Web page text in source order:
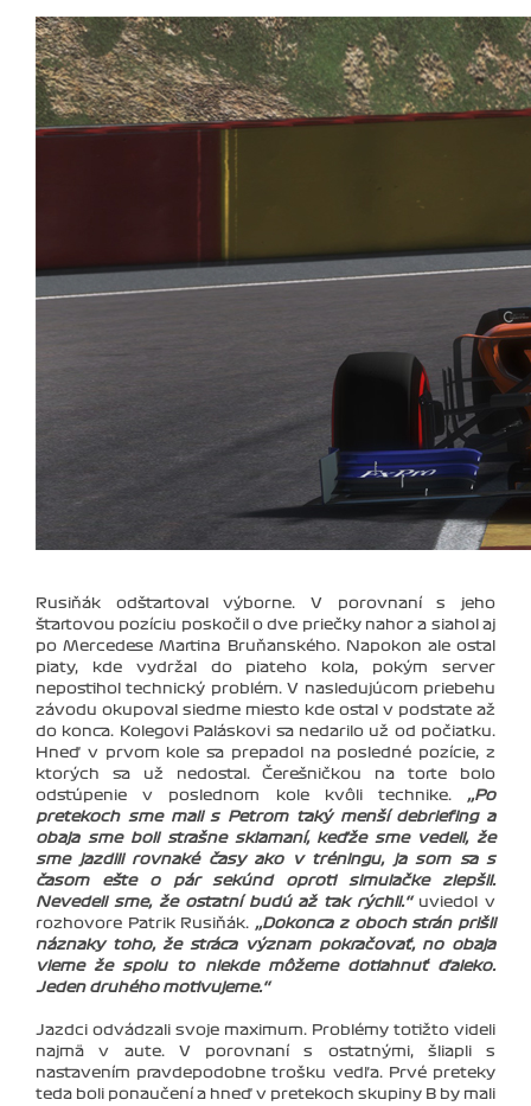
Rusiňák odštartoval výborne. V porovnaní s jeho
štartovou pozíciu poskočil o dve priečky nahor a siahol aj
po Mercedese Martina Bruňanského. Napokon ale ostal
piaty, kde vydržal do piateho kola, pokým server
nepostihol technický problém. V nasledujúcom priebehu
závodu okupoval siedme miesto kde ostal v podstate až
do konca. Kolegovi Paláskovi sa nedarilo už od počiatku.
Hneď v prvom kole sa prepadol na posledné pozície, z
ktorých sa už nedostal. Čerešničkou na torte bolo
odstúpenie v poslednom kole kvôli technike.‚‚Po
pretekoch sme mali s Petrom taký menší debriefing a
obaja sme boli strašne sklamaní, keďže sme vedeli, že
sme jazdili rovnaké časy ako v tréningu, ja som sa s
časom ešte o pár sekúnd oproti simulačke zlepšil.
Nevedeli sme, že ostatní budú až tak rýchli.‘‘uviedol v
rozhovore Patrik Rusiňák. ‚‚Dokonca z oboch strán prišli
náznaky toho, že stráca význam pokračovať, no obaja
vieme že spolu to niekde môžeme dotiahnuť ďaleko.
Jeden druhého motivujeme.‘‘
Jazdci odvádzali svoje maximum. Problémy totižto videli
najmä v aute. V porovnaní s ostatnými, šliapli s
nastavením pravdepodobne trošku vedľa. Prvé preteky
teda boli ponaučení a hneď v pretekoch skupiny B by mali